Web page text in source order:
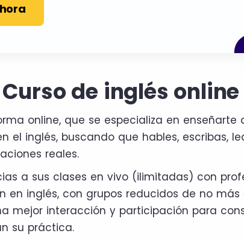
de inglés online
online, que se especializa en enseñarte
el inglés, buscando que hables, escribas,
reales.
a sus clases en vivo (ilimitadas) con
en inglés, con grupos reducidos de no más
mejor interacción y participación para
su práctica.